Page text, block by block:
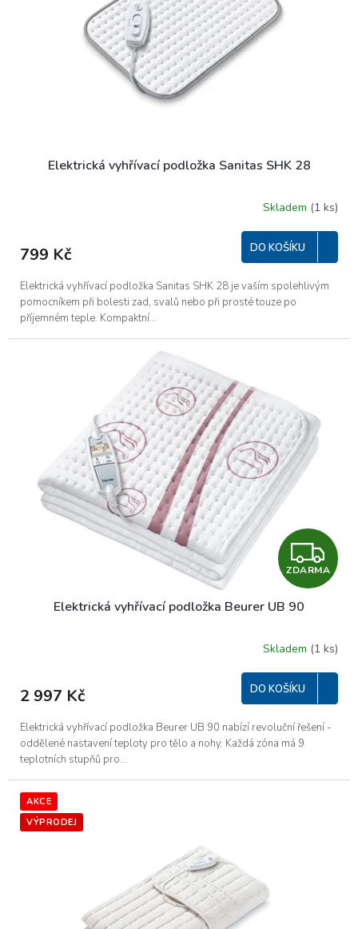
Elektrická vyhřívací podložka Sanitas SHK 28
Skladem (1 ks)
799 Kč DO KOŠÍKU
Elektrická vyhřívací podložka Sanitas SHK 28 je vaším spolehlivým
pomocníkem při bolesti zad, svalů nebo při prosté touze po
příjemném teple. Kompaktní...
Z
D
R
A
ZDARMA
Elektrická vyhřívací podložka Beurer UB 90
Skladem (1 ks)
2 997 Kč DO KOŠÍKU
Elektrická vyhřívací podložka Beurer UB 90 nabízí revoluční řešení -
oddělené nastavení teploty pro tělo a nohy. Každá zóna má 9
teplotních stupňů pro...
AKCE
VÝPRODEJ